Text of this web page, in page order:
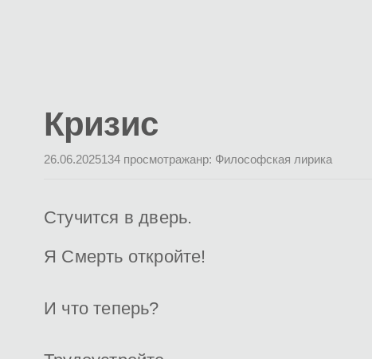
Кризис
26.06.2025134 просмотражанр: Философская лирика
Стучится в дверь.
Я Смерть откройте!
И что теперь?